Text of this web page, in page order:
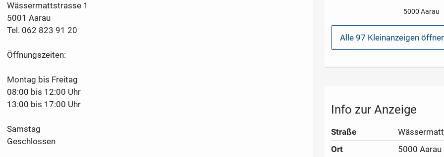
Wässermattstrasse 1
5001 Aarau
Tel. 062 823 91 20
Öffnungszeiten:
Montag bis Freitag
08:00 bis 12:00 Uhr
13:00 bis 17:00 Uhr
Samstag
Geschlossen
oder für
spannenden
Abenteuern.
5000 Aarau
Alle 97 Kleinanzeigen
Info zur Anzeige
Straße
Ort
5000 Aarau